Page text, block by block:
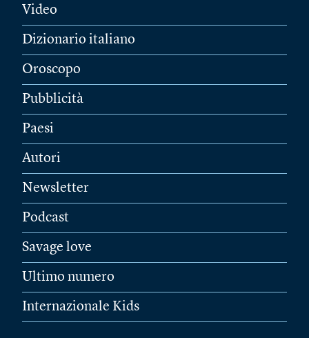
Video
Dizionario italiano
Oroscopo
Pubblicità
Paesi
Autori
Newsletter
Podcast
Savage love
Ultimo numero
Internazionale Kids